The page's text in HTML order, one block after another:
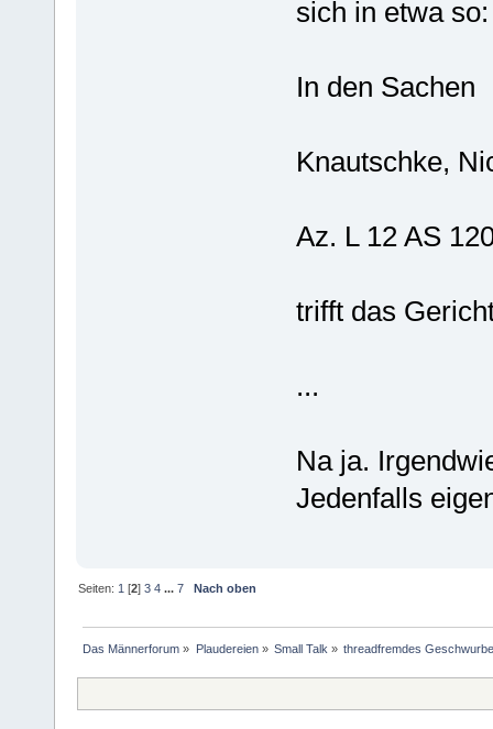
sich in etwa so:
In den Sachen
Knautschke,
Az. L 12 AS
trifft das
...
Na ja.
Jedenfalls
Seiten: 1 [2]3 4 ...7 Nach oben
Das Männerforum » Plaudereien» Small Talk » threadfremdes